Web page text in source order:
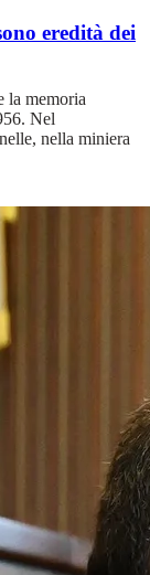
eredità dei
la memoria
Nel
nella miniera